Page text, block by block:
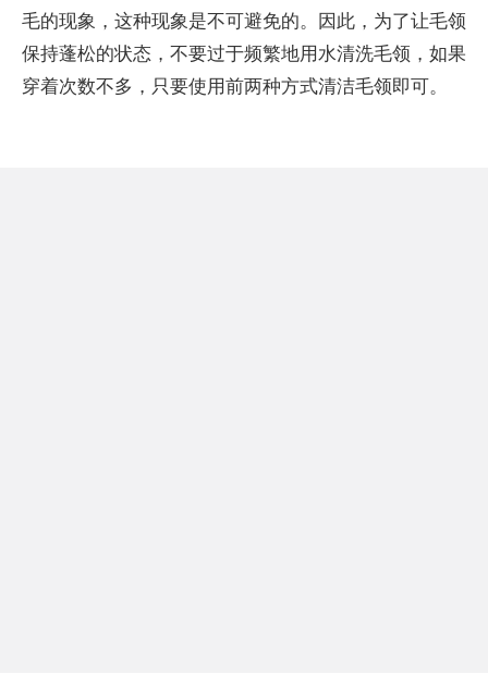
毛的现象，这种现象是不可避免的。因此，为了让毛领
保持蓬松的状态，不要过于频繁地用水清洗毛领，如果
穿着次数不多，只要使用前两种方式清洁毛领即可。